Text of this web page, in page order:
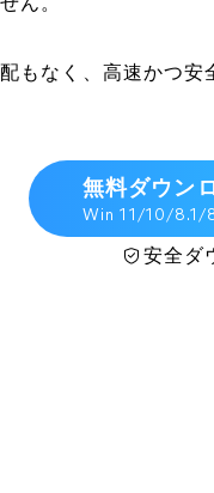
ん。
もなく、高速かつ安
無料ダウン
Win 11/10/8.1/
安全ダ